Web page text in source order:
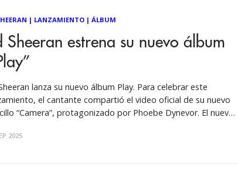
| LANZAMIENTO| ÁLBUM
Sheeran estrena su nuevo álbum
su nuevo álbum Play. Para celebrar este
el cantante compartió el video oficial de su nuevo
“Camera”, protagonizado por Phoebe Dynevor. El nuevo
Camila Cabello), Andrew Watt (Post Malone) y Louis Bell
2025